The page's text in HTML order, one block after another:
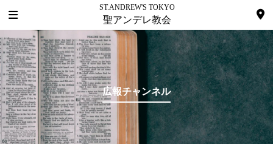
ST.ANDREW'S TOKYO
聖アンデレ教会
広報チャンネル